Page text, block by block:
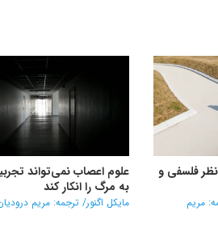
نظر فلسفی و
مریم
علوم اعصاب نمی‌تواند
به مرگ را انکار کند
مایکل اگنور/ ترجمه: مریم